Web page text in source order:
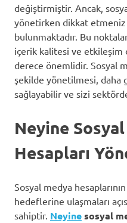
değiştirmiştir. Ancak,
yönetirken dikkat
bulunmaktadır. Bu
içerik kalitesi ve etkileşim
derece önemlidir. Sosyal
şekilde yönetilmesi, daha
sağlayabilir ve sizi
Neyine
Hesapları
Sosyal medya
hedeflerine ulaşmaları
sahiptir. Neyinesosyal